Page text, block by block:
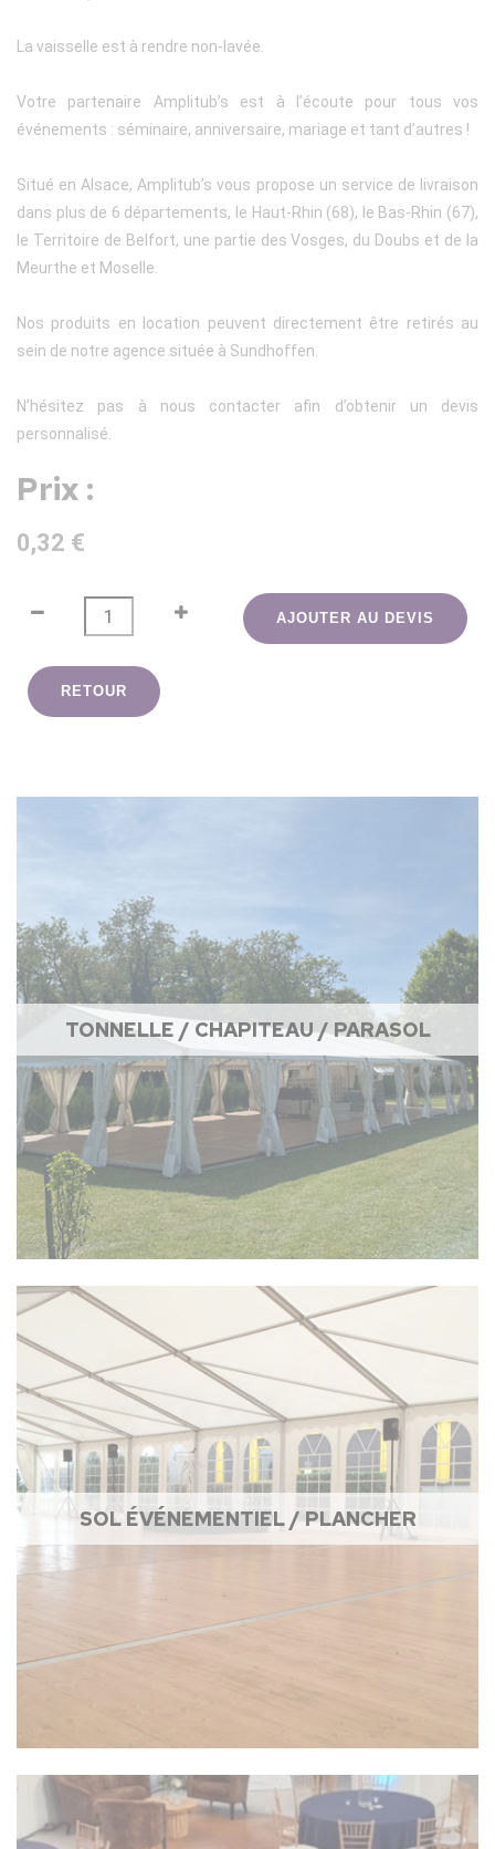
La vaisselle est à rendre non-lavée.
Votre partenaire Amplitub’s est à l’écoute pour tous vos
événements : séminaire, anniversaire, mariage et tant d’autres !
Situé en Alsace, Amplitub’s vous propose un service de livraison
dans plus de 6 départements, le Haut-Rhin (68), le Bas-Rhin (67),
le Territoire de Belfort, une partie des Vosges, du Doubs et de la
Meurthe et Moselle.
Nos produits en location peuvent directement être retirés au
sein de notre agence située à Sundhoffen.
N’hésitez pas à nous contacter afin d’obtenir un devis
personnalisé.
Prix :
0,32 €
AJOUTER AU DEVIS
RETOUR
TONNELLE / CHAPITEAU / PARASOL
SOL ÉVÉNEMENTIEL / PLANCHER